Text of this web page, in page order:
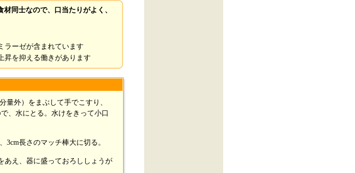
同士なので、口当たりがよく、
ラーゼが含まれています
昇を抑える働きがあります
量外）をまぶして手でこすり、
、水にとる。水けをきって小口
3cm長さのマッチ棒大に切る。
あえ、器に盛っておろししょうが